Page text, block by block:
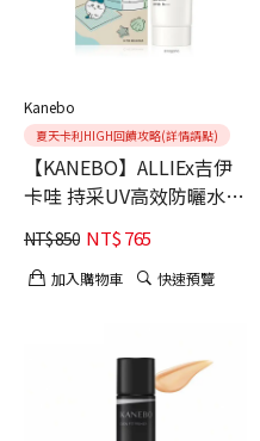
Kanebo
夏天卡利HIGH回饋攻略(詳情請點)
【KANEBO】ALLIEx吉伊
卡哇 持采UV高效防曬水凝
NT$850 NT$765
加入購物車 快速預覽